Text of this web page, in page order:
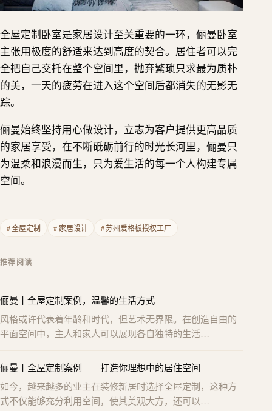
全屋定制卧室是家居设计至关重要的一环，俪曼卧室
主张用极度的舒适来达到高度的契合。居住者可以完
全把自己交托在整个空间里，抛弃繁琐只求最为质朴
的美，一天的疲劳在进入这个空间后都消失的无影无
踪。
俪曼始终坚持用心做设计，立志为客户提供更高品质
的家居享受，在不断砥砺前行的时光长河里，俪曼只
为温柔和浪漫而生，只为爱生活的每一个人构建专属
空间。
#全屋定制 # 家居设计 #苏州爱格板授权工厂
推荐阅读
俪曼丨全屋定制案例，温馨的生活方式
风格或许代表着年龄和时代，但艺术无界限。在创造自由的
平面空间中，主人和家人可以展现各自独特的生活…
俪曼丨全屋定制案例——打造你理想中的居住空间
如今，越来越多的业主在装修新居时选择全屋定制，这种方
式不仅能够充分利用空间，使其美观大方，还可以…